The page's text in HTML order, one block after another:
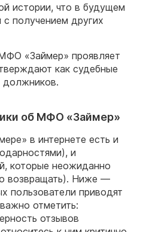
истории, что в будущем
с получением других
«Займер» проявляет
как судебные
должников.
об МФО «Займер»
в интернете есть и
и
которые неожиданно
возвращать). Ниже —
пользователи приводят
отметить:
отзывов